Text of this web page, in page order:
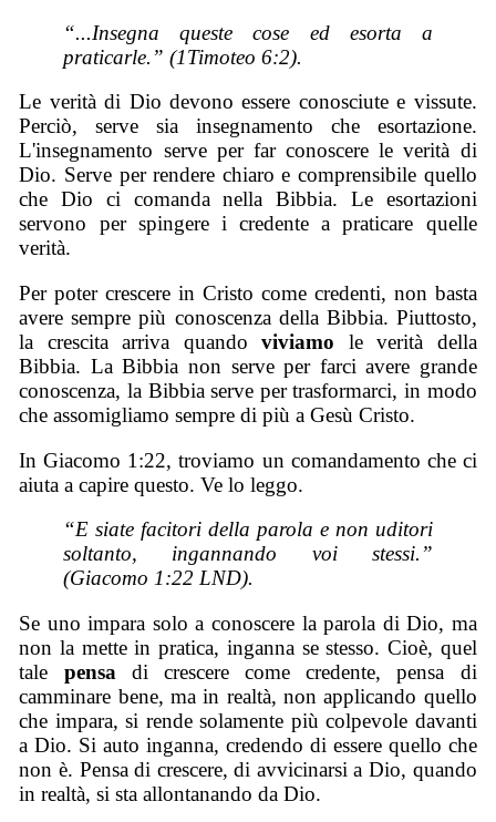
“...Insegna queste cose ed esorta a
praticarle.” (1Timoteo 6:2).
Le verità di Dio devono essere conosciute e vissute.
Perciò, serve sia insegnamento che esortazione.
L'insegnamento serve per far conoscere le verità di
Dio. Serve per rendere chiaro e comprensibile quello
che Dio ci comanda nella Bibbia. Le esortazioni
servono per spingere i credente a praticare quelle
verità.
Per poter crescere in Cristo come credenti, non basta
avere sempre più conoscenza della Bibbia. Piuttosto,
la crescita arriva quandoviviamo le verità della
Bibbia. La Bibbia non serve per farci avere grande
conoscenza, la Bibbia serve per trasformarci, in modo
che assomigliamo sempre di più a Gesù Cristo.
In Giacomo 1:22, troviamo un comandamento che ci
aiuta a capire questo. Ve lo leggo.
“E siate facitori della parola e non uditori
soltanto, ingannando voi stessi.”
(Giacomo 1:22 LND).
Se uno impara solo a conoscere la parola di Dio, ma
non la mette in pratica, inganna se stesso. Cioè, quel
tale pensa di crescere come credente, pensa di
camminare bene, ma in realtà, non applicando quello
che impara, si rende solamente più colpevole davanti
a Dio. Si auto inganna, credendo di essere quello che
non è. Pensa di crescere, di avvicinarsi a Dio, quando
in realtà, si sta allontanando da Dio.